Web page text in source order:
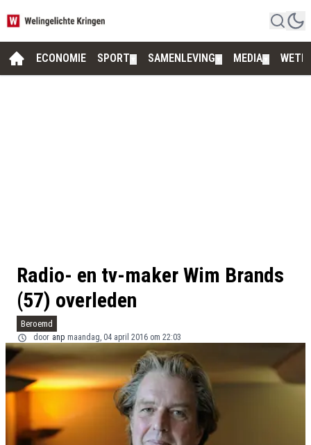
ECONOMIE SPORT SAMENLEVING MEDIA
Radio- en tv-maker Wim Brands
(57) overleden
Beroemd
door anp maandag, 04 april 2016 om 22:03